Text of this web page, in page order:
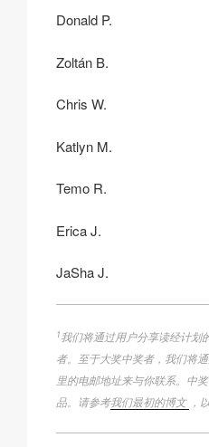
Donald P.
Zoltán B.
Chris W.
Katlyn M.
Temo R.
Erica J.
JaSha J.
1我们将通过用户分享读经计划
者。至于大奖中奖者，我们将
里的电邮地址来与你联系。中
品。请参考我们最初的博文 ，